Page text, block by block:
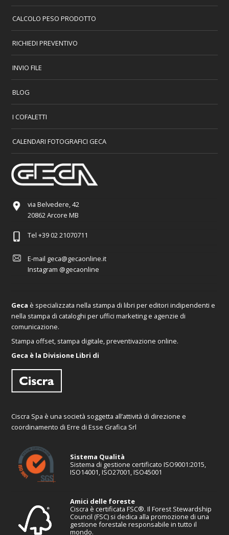
CALCOLO PESO PRODOTTO
RICHIEDI PREVENTIVO
INVIO FILE
BLOG
I COFALETTI
CALENDARI FOTOGRAFICI GECA
via Belvedere, 42
20862 Arcore MB
Tel +39 02 21070711
E-mail geca@gecaonline.it
Instagram @gecaonline
Geca è specializzata nella stampa di libri per editori indipendenti e
nella stampa di cataloghi per uffici marketing e agenzie di
comunicazione.
Stampa offset, stampa digitale, preventivazione online.
Geca è la Divisione Libri di
Ciscra Spa è una società soggetta all’attività di direzione e
coordinamento di Erre di Esse Grafica Srl
Sistema Qualità
Sistema di gestione certificato ISO9001:2015,
ISO14001, ISO27001, ISO45001
Amici delle foreste
Ciscra è certificata FSC®. Il Forest Stewardship
Council (FSC) si dedica alla promozione di una
gestione forestale responsabile in tutto il
mondo.